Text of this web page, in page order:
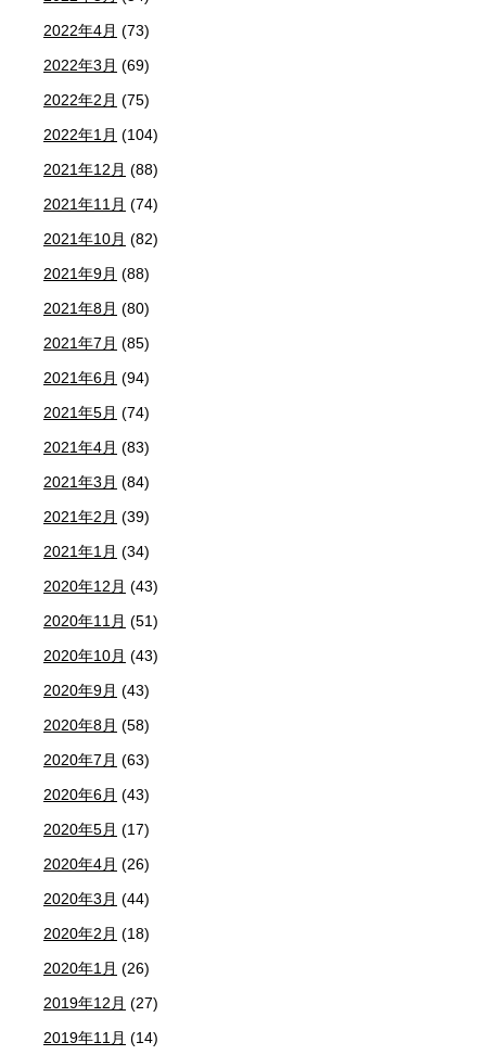
2022年4月 (73)
2022年3月 (69)
2022年2月 (75)
2022年1月 (104)
2021年12月 (88)
2021年11月 (74)
2021年10月 (82)
2021年9月 (88)
2021年8月 (80)
2021年7月 (85)
2021年6月 (94)
2021年5月 (74)
2021年4月 (83)
2021年3月 (84)
2021年2月 (39)
2021年1月 (34)
2020年12月 (43)
2020年11月 (51)
2020年10月 (43)
2020年9月 (43)
2020年8月 (58)
2020年7月 (63)
2020年6月 (43)
2020年5月 (17)
2020年4月 (26)
2020年3月 (44)
2020年2月 (18)
2020年1月 (26)
2019年12月 (27)
2019年11月 (14)